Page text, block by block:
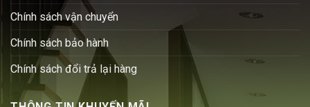
Chính sách vận chuyển
Chính sách bảo hành
Chính sách đổi trả lại hàng